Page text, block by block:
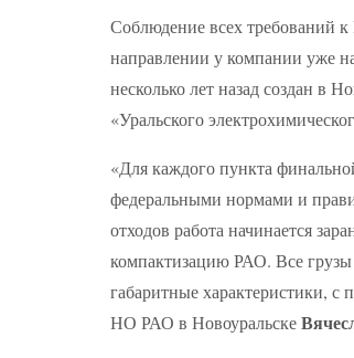
Соблюдение всех требований
направлении у компании уже
несколько лет назад создан в
«Уральского
«Для каждого пункта
федеральными нормами и
отходов работа начинается
компактизацию РАО. Все
габаритные характеристики, с
НО РАО в Новоуральске